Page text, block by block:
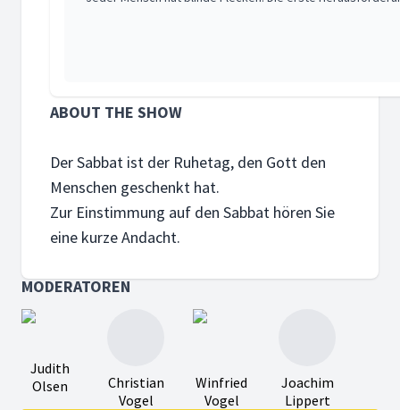
Zeit ist Geld?!
Was Zeit ist, wie wir mit ihr umgehen, was das mit uns
19. SEPTEMBER 2019
Die heuchlerische Einladung
ABOUT THE SHOW
Der Sabbat ist der Ruhetag, den Gott den
Menschen geschenkt hat.
Zur Einstimmung auf den Sabbat hören Sie
eine kurze Andacht.
MODERATOREN
Judith
Olsen
Christian
Vogel
Winfried
Vogel
Joachim
Lippert